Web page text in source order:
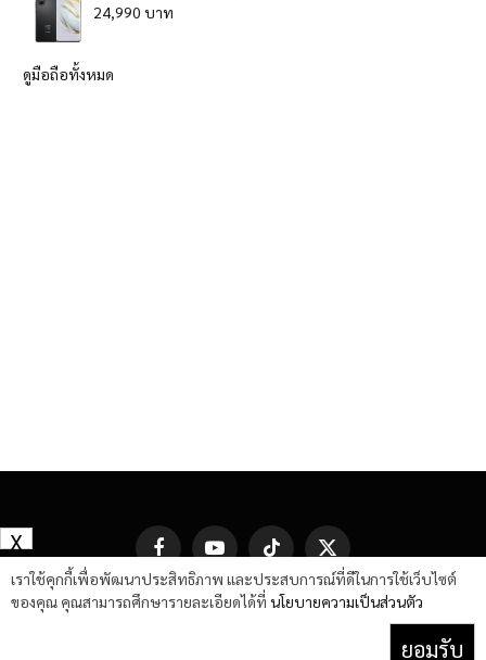
24,990 บาท
ดูมือถือทั้งหมด
FacebookYouTube TikTok
X
(Twitter)
เราใช้คุกกี้เพื่อพัฒนาประสิทธิภาพ และประสบการณ์ที่ดีในการใช้เว็บไซต์
ของคุณ คุณสามารถศึกษารายละเอียดได้ที่ นโยบายความเป็นส่วนตัว
ยอมรับ
X